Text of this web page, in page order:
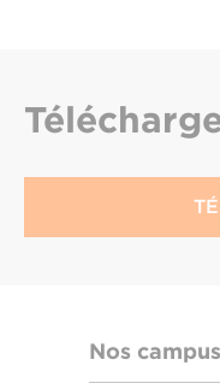
Nos campus